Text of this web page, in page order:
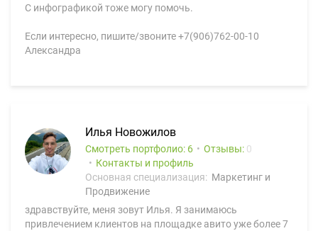
С инфографикой тоже могу помочь.
Если интересно, пишите/звоните +7(906)762-00-10
Александра
Илья Новожилов
Смотреть портфолио: 6 Отзывы: 0
Контакты и профиль
Основная специализация: Маркетинг и
Продвижение
здравствуйте, меня зовут Илья. Я занимаюсь
привлечением клиентов на площадке авито уже более 7